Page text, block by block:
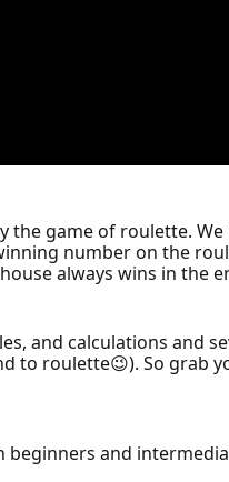
game of roulette.
number on the
always wins in the
and calculations and
to roulette😉). So grab
and